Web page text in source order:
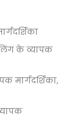
के व्यापक
मार्गदर्शिका,